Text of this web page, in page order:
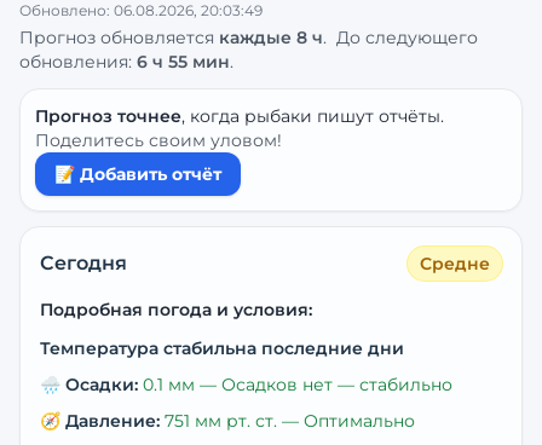
Обновлено: 06.08.2026, 20:03:49
Прогноз обновляется каждые 8 ч. До следующего
обновления: 6 ч 55 мин.
Прогноз точнее, когда рыбаки пишут отчёты.
Поделитесь своим уловом!
📝 Добавить отчёт
Сегодня Средне
Подробная погода и условия:
Температура стабильна последние дни
🌧️ Осадки: 0.1 мм — Осадков нет — стабильно
🧭 Давление: 751 мм рт. ст. — Оптимально